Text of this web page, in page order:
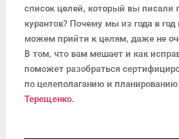
список целей, который вы писали
курантов? Почему мы из года в год
можем прийти к целям, даже не
В том, что вам мешает и как
поможет разобраться
по целеполаганию и планированию
Терещенко.